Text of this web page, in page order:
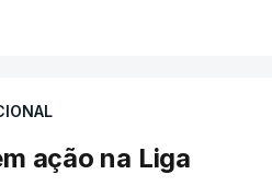
ação na Liga